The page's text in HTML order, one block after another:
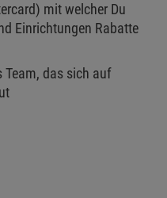
mit welcher Du
Einrichtungen Rabatte
das sich auf